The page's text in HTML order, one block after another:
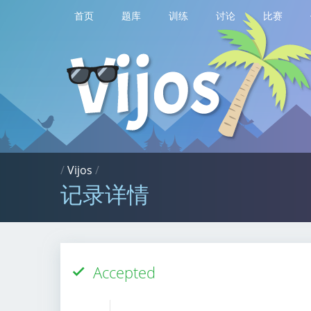
首页 题库 训练 讨论 比赛
/Vijos /
记录详情
Accepted